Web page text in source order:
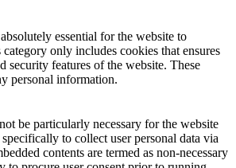
essential for the website to
only includes cookies that ensures
security features of the website. These
personal information.
be particularly necessary for the website
to collect user personal data via
contents are termed as non-necessary